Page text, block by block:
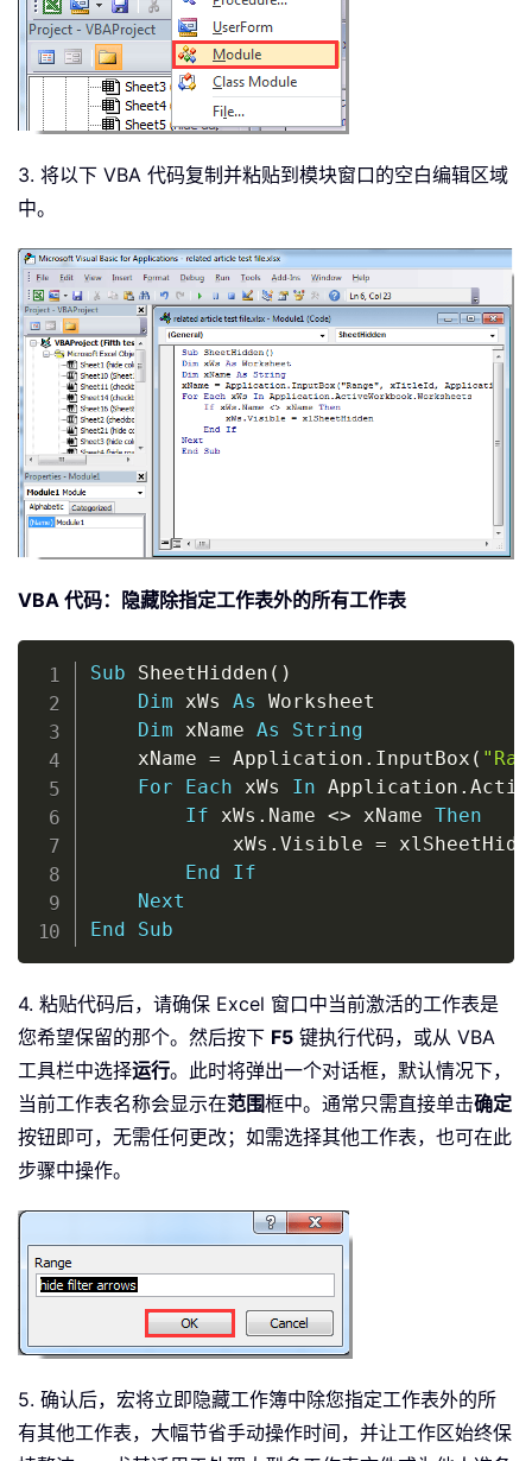
3. 将以下 VBA 代码复制并粘贴到模块窗口的空白编辑区域
中。
VBA 代码：隐藏除指定工作表外的所有工作表
Sub SheetHidden ( )
Dim xWs As Worksheet
Dim xName As
String
	xName
= Application . InputBox (
For
Each xWs In Application .
If xWs . Name <> xName Then
			xWs
. Visible =
End
If
Next
End
Sub
4. 粘贴代码后，请确保 Excel 窗口中当前激活的工作表是
您希望保留的那个。然后按下 F5 键执行代码，或从 VBA
工具栏中选择运行。此时将弹出一个对话框，默认情况下，
当前工作表名称会显示在范围框中。通常只需直接单击确定
按钮即可，无需任何更改；如需选择其他工作表，也可在此
步骤中操作。
5. 确认后，宏将立即隐藏工作簿中除您指定工作表外的所
有其他工作表，大幅节省手动操作时间，并让工作区始终保